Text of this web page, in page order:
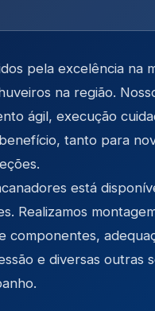
pela excelência na
na região.
ágil, execução
tanto para
está
Realizamos
componentes,
e diversas outras